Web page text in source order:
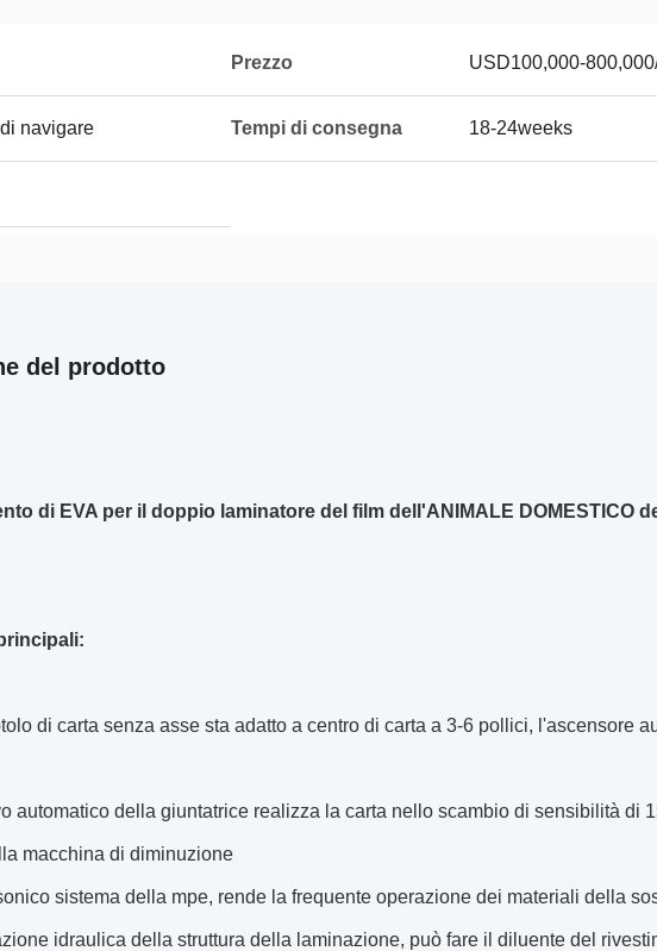
Prezzo USD100,000-
navigare Tempi di consegna 18-24weeks
del prodotto
di EVA per il doppio laminatore del film dell'ANIMALE DOMESTICO
di carta senza asse sta adatto a centro di carta a 3-6 pollici, l'ascensore
automatico della giuntatrice realizza la carta nello scambio di sensibilità di
macchina di diminuzione
sistema della mpe, rende la frequente operazione dei materiali della
idraulica della struttura della laminazione, può fare il diluente del